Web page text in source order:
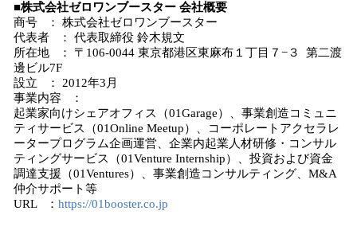
■株式会社ゼロワンブースター 会社概要
商号 ： 株式会社ゼロワンブースター
代表者 ： 代表取締役 鈴木規文
所在地 ： 〒106-0044 東京都港区東麻布１丁目７−３ 第二渡
邊ビル7F
設立 ： 2012年3月
事業内容 ：
起業家向けシェアオフィス（01Garage）、事業創造コミュニ
ティサービス（01Online Meetup）、コーポレートアクセラレ
ータープログラム企画運営、企業内起業人材研修・コンサル
ティングサービス（01Venture Internship）、投資および資金
調達支援（01Ventures）、事業創造コンサルティング、M&A
仲介サポート等
URL ： https://01booster.co.jp